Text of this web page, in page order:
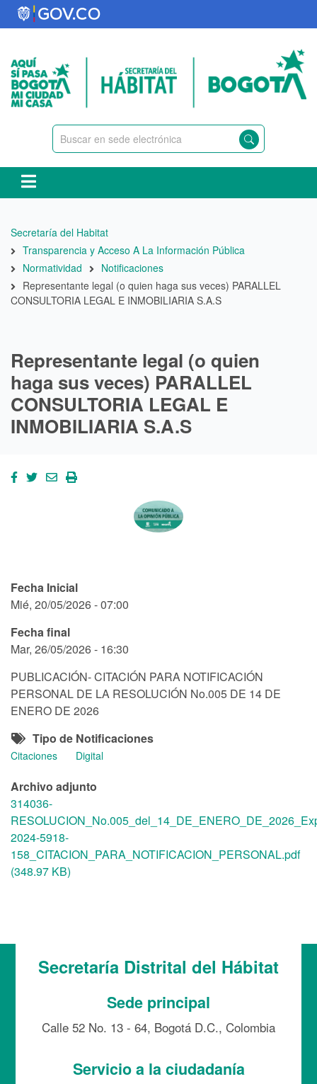
Pasar
al
principal
Ruta
de
navegación
Secretaría del Habitat
Transparencia y Acceso A La Información Pública
Normatividad
Notificaciones
Representante legal (o quien haga sus veces) PARALLEL
CONSULTORIA LEGAL E INMOBILIARIA S.A.S
Representante legal (o quien
haga sus veces) PARALLEL
CONSULTORIA LEGAL E
INMOBILIARIA S.A.S
Fecha Inicial
Mié, 20/05/2026 - 07:00
Fecha final
Mar, 26/05/2026 - 16:30
PUBLICACIÓN- CITACIÓN PARA NOTIFICACIÓN
PERSONAL DE LA RESOLUCIÓN No.005 DE 14 DE
ENERO DE 2026
Tipo de Notificaciones
Citaciones Digital
Archivo adjunto
314036-
2024-5918-
158_CITACION_PARA_NOTIFICACION_PERSONAL.pdf
(348.97 KB)
Secretaría Distrital del Hábitat
Sede principal
Calle 52 No. 13 - 64, Bogotá D.C., Colombia
Servicio a la ciudadanía